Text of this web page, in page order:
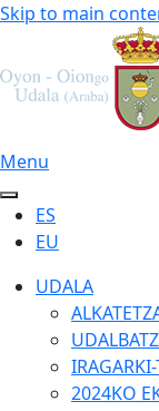
Skip to main
Menu
ES
EU
UDALA
2024KO